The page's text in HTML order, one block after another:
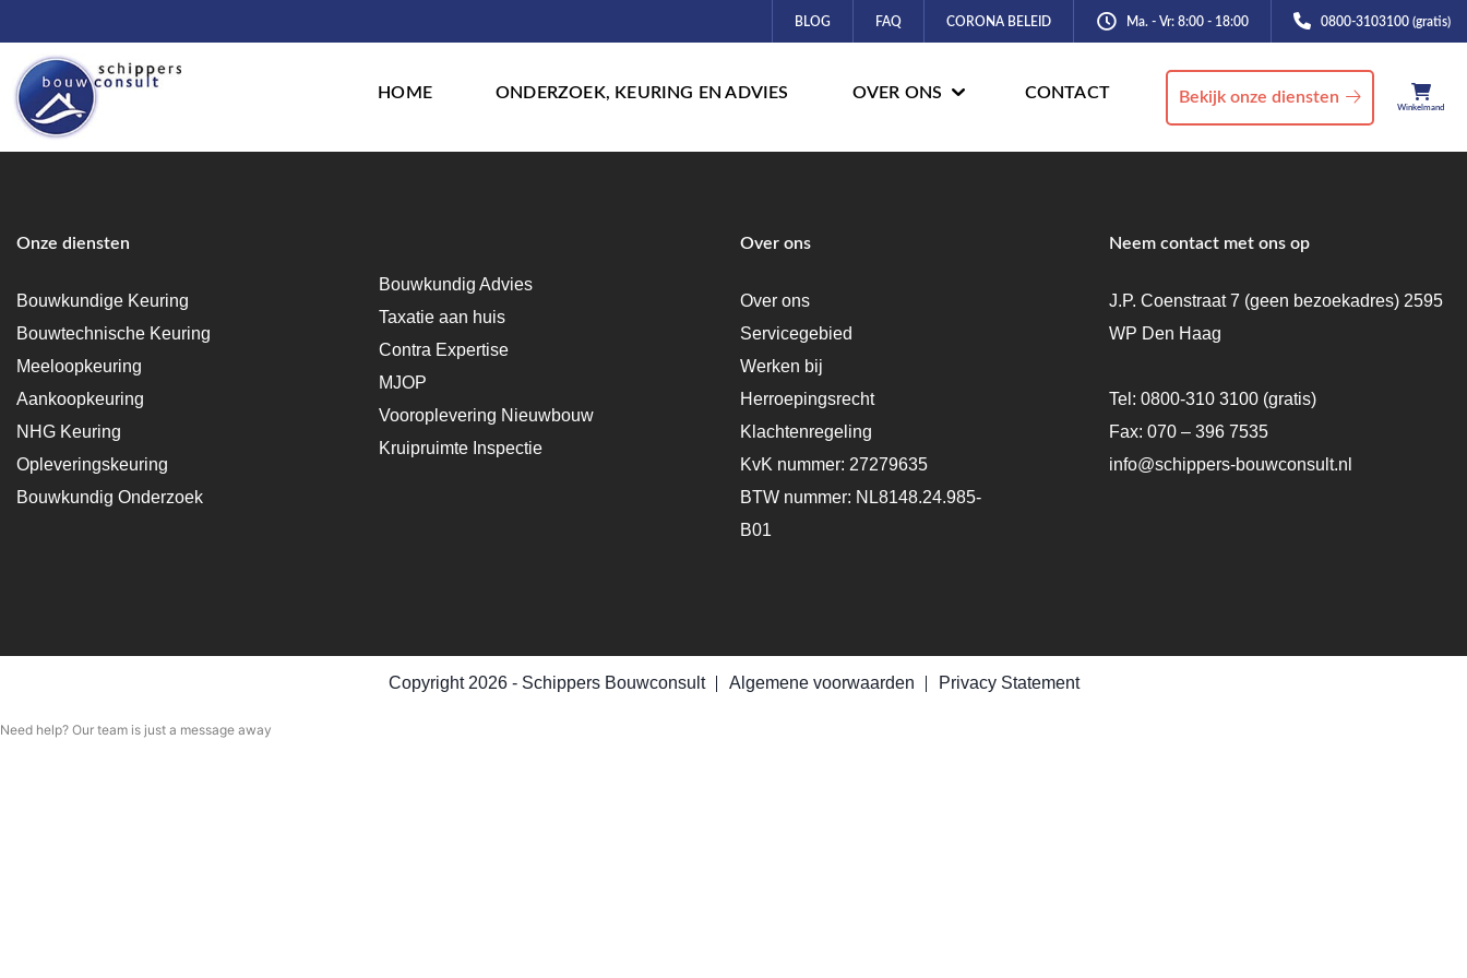
BLOG FAQ CORONA BELEID Ma. - Vr: 8:00 - 18:00 0800-3103100 (gratis)
HOME ONDERZOEK, KEURING EN ADVIES OVER ONS CONTACT
Winkelmand
Bekijk onze diensten
Onze diensten
Bouwkundige Keuring
Bouwtechnische Keuring
Meeloopkeuring
Aankoopkeuring
NHG Keuring
Opleveringskeuring
Bouwkundig Onderzoek
Bouwkundig Advies
Taxatie aan huis
Contra Expertise
MJOP
Vooroplevering Nieuwbouw
Kruipruimte Inspectie
Over ons
Over ons
Servicegebied
Werken bij
Herroepingsrecht
Klachtenregeling
KvK nummer: 27279635
BTW nummer: NL8148.24.985-
B01
Neem contact met ons op
J.P. Coenstraat 7 (geen bezoekadres) 2595
WP Den Haag
Tel: 0800-310 3100(gratis)
Fax: 070 – 396 7535
info@schippers-bouwconsult.nl
Copyright 2026 - Schippers Bouwconsult Algemene voorwaarden Privacy Statement
Need help? Our team is just a message away